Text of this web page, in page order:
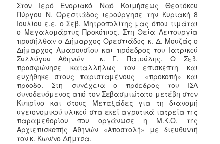
Στον Ιερό Ενοριακό Ναό Κοιμήσεως Θεοτόκου
Πύργου Ν. Ορεστιάδος ιερούργησε την Κυριακή 8
Ιουλίου ε.ε. ο Σεβ. Μητροπολίτης μας όπου τιμάται
ο Μεγαλομάρτυς Προκόπιος. Στη Θεία Λειτουργία
προσήλθαν ο Δήμαρχος Ορεστιάδος κ. Δ. Μουζάς ο
Δήμαρχος Αμαρουσίου και πρόεδρος του Ιατρικού
Συλλόγου Αθηνών κ. Γ. Πατούλης. Ο Σεβ.
προσφώνησε καταλλήλως τον επισκέπτη και
ευχήθηκε στους παρισταμένους «προκοπή» και
πρόοδο. Στη συνέχεια ο πρόεδρος του ΙΣΑ
συνοδευόμενος από τον Σεβασμιώτατο μετέβη στον
Κυπρίνο και στους Μεταξάδες για τη διανομή
υγειονομικού υλικού στα εκεί αγροτικά ιατρεία της
παραμεθορίου που οργάνωσε η Μ.Κ.Ο. της
Αρχιεπισκοπής Αθηνών «Αποστολή» με διευθυντή
τον κ. Κων/νο Δήμτσα.